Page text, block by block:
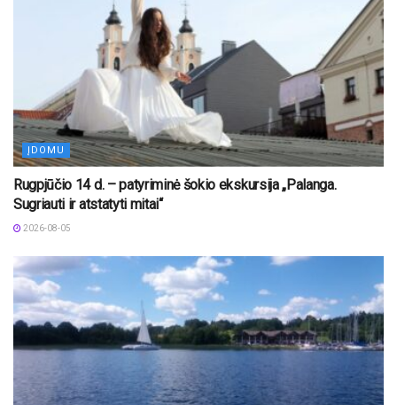
ĮDOMU
Rugpjūčio 14 d. – patyriminė šokio ekskursija „Palanga.
Sugriauti ir atstatyti mitai“
2026-08-05